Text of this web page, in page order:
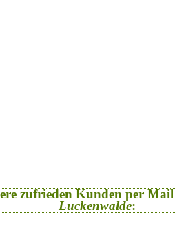
zufrieden Kunden per
Luckenwalde: